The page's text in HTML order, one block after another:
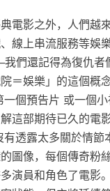
電影之外，人們越
線上串流服務等娛
們還記得為復仇者
＝娛樂」的這個概
個預告片 或一個
這部期待已久的電
透露太多關於情節
圖像，每個傳奇粉
演員和角色了電影